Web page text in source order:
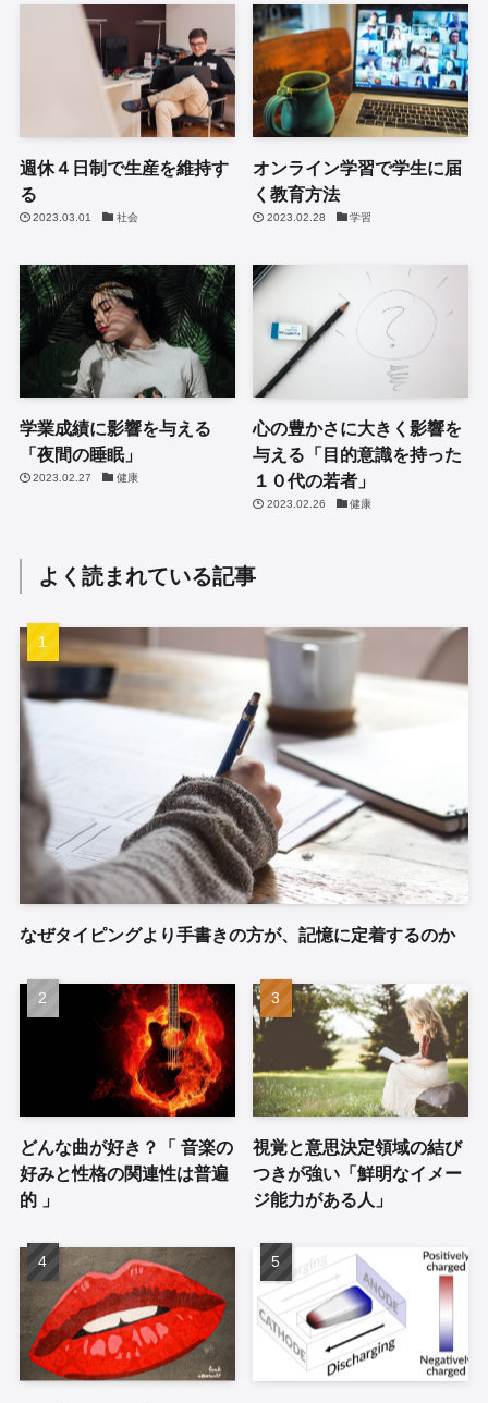
週休４日制で生産を維持す
る
2023.03.01 社会
オンライン学習で学生に届
く教育方法
2023.02.28 学習
学業成績に影響を与える
「夜間の睡眠」
2023.02.27 健康
心の豊かさに大きく影響を
与える「目的意識を持った
１０代の若者」
2023.02.26 健康
よく読まれている記事
なぜタイピングより手書きの方が、記憶に定着するのか
どんな曲が好き？「 音楽の
好みと性格の関連性は普遍
的 」
視覚と意思決定領域の結び
つきが強い「鮮明なイメー
ジ能力がある人」